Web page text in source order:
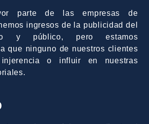
parte de las empresas de
ingresos de la publicidad del
y público, pero estamos
que ninguno de nuestros clientes
o influir en nuestras